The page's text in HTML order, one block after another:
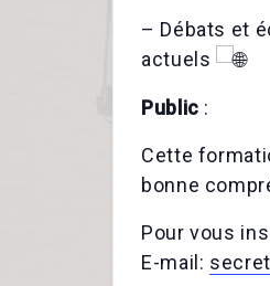
– Débats et
actuels
Public :
Cette
bonne
Pour vous
E-mail: